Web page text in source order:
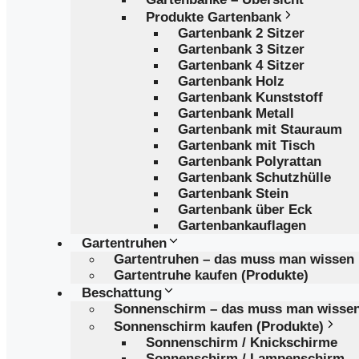
Produkte Gartenbank
Gartenbank 2 Sitzer
Gartenbank 3 Sitzer
Gartenbank 4 Sitzer
Gartenbank Holz
Gartenbank Kunststoff
Gartenbank Metall
Gartenbank mit Stauraum
Gartenbank mit Tisch
Gartenbank Polyrattan
Gartenbank Schutzhülle
Gartenbank Stein
Gartenbank über Eck
Gartenbankauflagen
Gartentruhen
Gartentruhen – das muss man wissen
Gartentruhe kaufen (Produkte)
Beschattung
Sonnenschirm – das muss man
Sonnenschirm kaufen (Produkte)
Sonnenschirm / Knickschirme